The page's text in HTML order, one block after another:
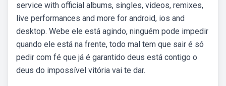
service with official albums, singles, videos, remixes,
live performances and more for android, ios and
desktop. Webe ele está agindo, ninguém pode impedir
quando ele está na frente, todo mal tem que sair é só
pedir com fé que já é garantido deus está contigo o
deus do impossível vitória vai te dar.